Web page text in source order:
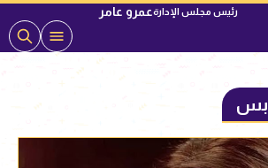
رئيس مجلس الإدارةعمرو عامر